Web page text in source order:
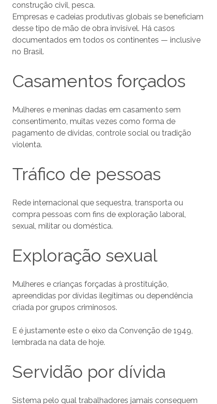
construção civil, pesca.
Empresas e cadeias produtivas globais se beneficiam
desse tipo de mão de obra invisível. Há casos
documentados em todos os continentes — inclusive
no Brasil.
Casamentos forçados
Mulheres e meninas dadas em casamento sem
consentimento, muitas vezes como forma de
pagamento de dívidas, controle social ou tradição
violenta.
Tráfico de pessoas
Rede internacional que sequestra, transporta ou
compra pessoas com fins de exploração laboral,
sexual, militar ou doméstica.
Exploração sexual
Mulheres e crianças forçadas à prostituição,
apreendidas por dívidas ilegítimas ou dependência
criada por grupos criminosos.
E é justamente este o eixo da Convenção de 1949,
lembrada na data de hoje.
Servidão por dívida
Sistema pelo qual trabalhadores jamais conseguem